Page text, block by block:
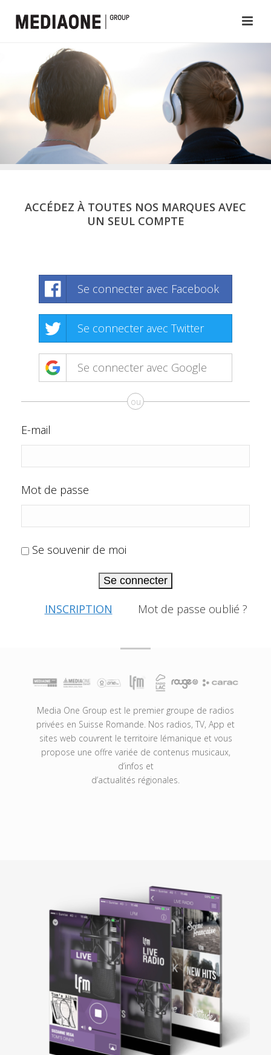
ACCÉDEZ À TOUTES NOS MARQUES AVEC
UN SEUL COMPTE
Se connecter avec Facebook
Se connecter avec Twitter
Se connecter avec Google
ou
E-mail
Mot de passe
Se souvenir de moi
Se connecter
INSCRIPTION Mot de passe oublié ?
Media One Group est le premier groupe de radios
privées en Suisse Romande. Nos radios, TV, App et
sites web couvrent le territoire lémanique et vous
propose une offre variée de contenus musicaux,
d’infos et
d’actualités régionales.